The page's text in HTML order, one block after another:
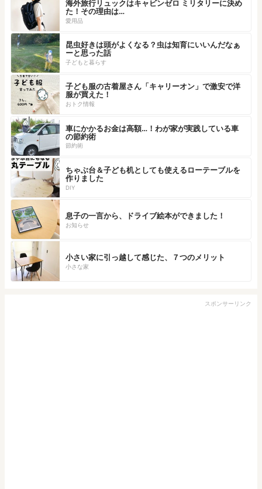
海外旅行リュックはキャビンゼロ ミリタリーに決め
た！その理由は…
愛用品
昆虫好きは頭がよくなる？虫は知育にいいんだなぁ
ーと思った話
子どもと暮らす
子ども服の古着屋さん「キャリーオン」で激安で洋
服が買えた！
おトク情報
車にかかるお金は高額…！わが家が実践している車
の節約術
節約術
ちゃぶ台＆子ども机としても使えるローテーブルを
作りました
DIY
息子の一言から、ドライブ絵本ができました！
お知らせ
小さい家に引っ越して感じた、７つのメリット
小さな家
スポンサーリンク